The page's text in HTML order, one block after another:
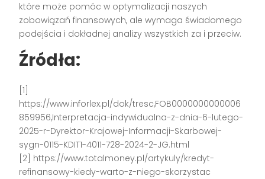
które może pomóc w optymalizacji naszych
zobowiązań finansowych, ale wymaga świadomego
podejścia i dokładnej analizy wszystkich za i przeciw.
Źródła:
[1]
https://www.inforlex.pl/dok/tresc,FOB0000000000006
859956,Interpretacja-indywidualna-z-dnia-6-lutego-
2025-r-Dyrektor-Krajowej-Informacji-Skarbowej-
sygn-0115-KDIT1-4011-728-2024-2-JG.html
[2] https://www.totalmoney.pl/artykuly/kredyt-
refinansowy-kiedy-warto-z-niego-skorzystac